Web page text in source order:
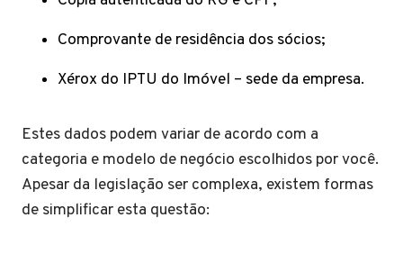
Comprovante de residência dos sócios;
Xérox do IPTU do Imóvel – sede da empresa.
Estes dados podem variar de acordo com a
categoria e modelo de negócio escolhidos por você.
Apesar da legislação ser complexa, existem formas
de simplificar esta questão: